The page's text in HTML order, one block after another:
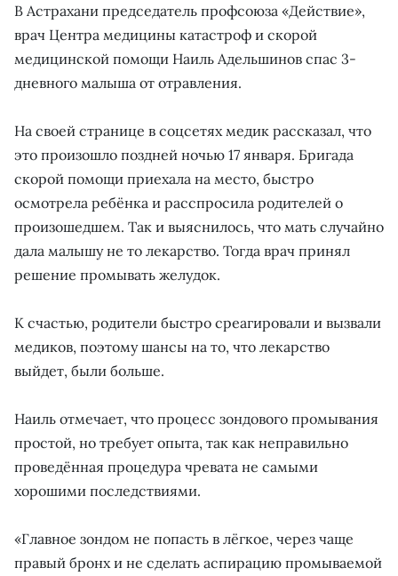
В Астрахани председатель профсоюза «Действие»,
врач Центра медицины катастроф и скорой
медицинской помощи Наиль Адельшинов спас 3-
дневного малыша от отравления.
На своей странице в соцсетях медик рассказал, что
это произошло поздней ночью 17 января. Бригада
скорой помощи приехала на место, быстро
осмотрела ребёнка и расспросила родителей о
произошедшем. Так и выяснилось, что мать случайно
дала малышу не то лекарство. Тогда врач принял
решение промывать желудок.
К счастью, родители быстро среагировали и вызвали
медиков, поэтому шансы на то, что лекарство
выйдет, были больше.
Наиль отмечает, что процесс зондового промывания
простой, но требует опыта, так как неправильно
проведённая процедура чревата не самыми
хорошими последствиями.
«Главное зондом не попасть в лёгкое, через чаще
правый бронх и не сделать аспирацию промываемой